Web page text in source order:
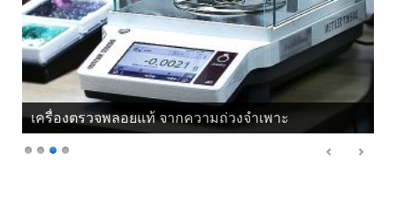
เครื่องตรวจพลอยแท้ จากแสงโพลาไรซ์